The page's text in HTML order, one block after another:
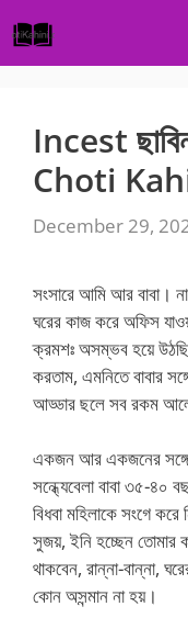
to
content
Incest
Choti
December 29,
সংসারে আমি আর বাবা।
ঘরের কাজ করে অফিস
ক্রমশঃ অসম্ভব হয়ে
করতাম, এমনিতে বাবার
আড্ডার ছলে সব রকম
একজন আর একজনের সঙ্গে
সন্ধ্যেবেলা বাবা ৩৫-৪০
বিধবা মহিলাকে সংগে
সুজয়, ইনি হচ্ছেন তোমার
থাকবেন, রান্না-বান্না,
কোন অসন্মান না হয়।